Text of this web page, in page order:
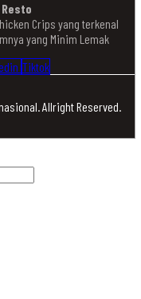
Crips yang terkenal
yang Minim Lemak
Tiktok
Allright Reserved.